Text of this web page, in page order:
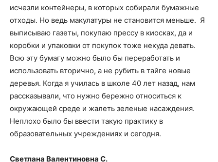
исчезли контейнеры, в которых собирали бумажные
отходы. Но ведь макулатуры не становится меньше. Я
выписываю газеты, покупаю прессу в киосках, да и
коробки и упаковки от покупок тоже некуда девать.
Всю эту бумагу можно было бы переработать и
использовать вторично, а не рубить в тайге новые
деревья. Когда я училась в школе 40 лет назад, нам
рассказывали, что нужно бережно относиться к
окружающей среде и жалеть зеленые насаждения.
Неплохо было бы ввести такую практику в
образовательных учреждениях и сегодня.
Светлана Валентиновна С.